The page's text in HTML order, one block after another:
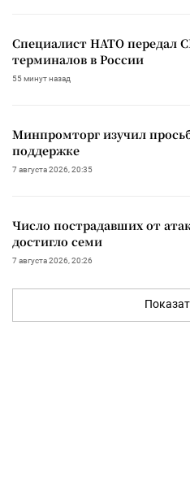
Специалист НАТО передал
терминалов в России
55 минут назад
Минпромторг изучил
поддержке
7 августа 2026, 20:35
Число пострадавших от
достигло семи
7 августа 2026, 20:26